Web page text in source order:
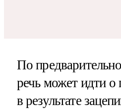
По
речь может идти о
в результате